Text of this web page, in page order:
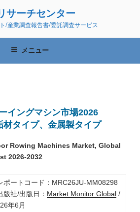
サーチセンター
/産業調査報告書/委託調査サービス
メニュー
イングマシン市場2026
材タイプ、金属製タイプ
Rowing Machines Market, Global
2026-2032
ポートコード：MRC26JU-MM08298
版社/出版日： Market Monitor Global/
年6月